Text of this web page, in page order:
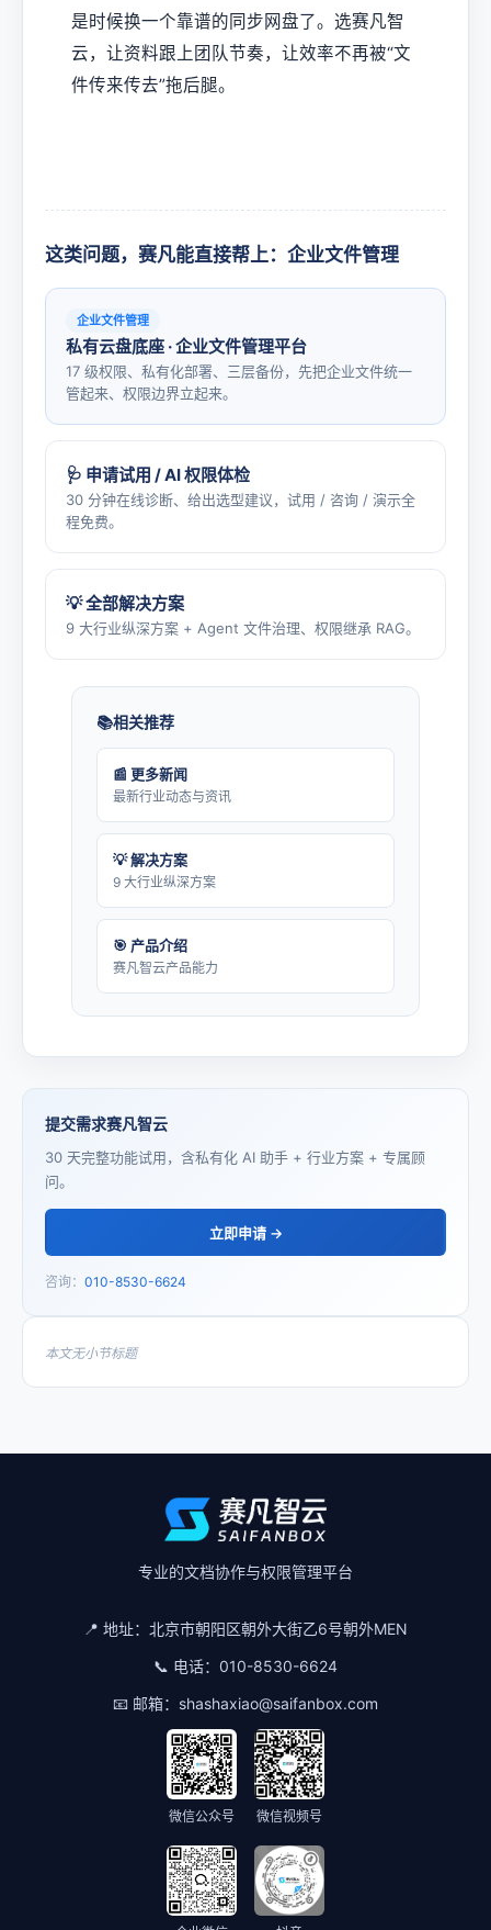
是时候换一个靠谱的同步网盘了。选赛凡智
云，让资料跟上团队节奏，让效率不再被“文
件传来传去”拖后腿。
这类问题，赛凡能直接帮上：企业文件管理
企业文件管理
私有云盘底座 · 企业文件管理平台
17 级权限、私有化部署、三层备份，先把企业文件统一
管起来、权限边界立起来。
🩺 申请试用 / AI 权限体检
30 分钟在线诊断、给出选型建议，试用 / 咨询 / 演示全
程免费。
💡 全部解决方案
9 大行业纵深方案 + Agent 文件治理、权限继承 RAG。
相关推荐
📰 更多新闻
最新行业动态与资讯
💡 解决方案
9 大行业纵深方案
🎯 产品介绍
赛凡智云产品能力
提交需求赛凡智云
30 天完整功能试用，含私有化 AI 助手 + 行业方案 + 专属顾
问。
立即申请 →
咨询： 010-8530-6624
本文无小节标题
专业的文档协作与权限管理平台
📍 地址： 北京市朝阳区朝外大街乙6号朝外MEN
📞 电话： 010-8530-6624
📧 邮箱： shashaxiao@saifanbox.com
微信公众号 微信视频号